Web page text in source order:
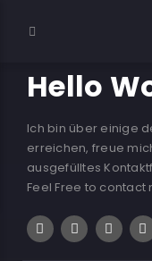
Hello
Ich bin über einige
erreichen, freue
ausgefülltes
Feel Free to contact